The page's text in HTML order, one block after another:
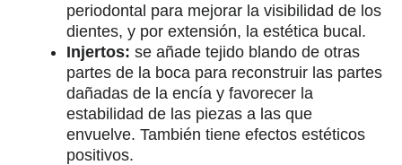
periodontal para mejorar la visibilidad de los
dientes, y por extensión, la estética bucal.
Injertos: se añade tejido blando de otras
partes de la boca para reconstruir las partes
dañadas de la encía y favorecer la
estabilidad de las piezas a las que
envuelve. También tiene efectos estéticos
positivos.